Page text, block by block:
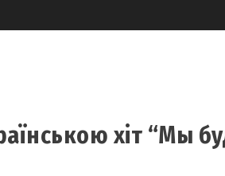
хіт “Мы